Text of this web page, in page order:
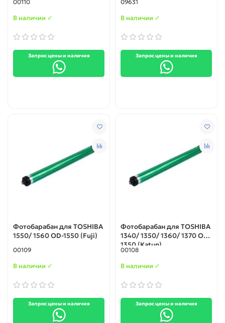
00110
В наличии ✓
Запрос цены и наличия
09631
В наличии ✓
Запрос цены и наличия
Фотобарабан для TOSHIBA
1550/ 1560 OD-1550 (Fuji)
00109
В наличии ✓
Запрос цены и наличия
Фотобарабан для TOSHIBA
1340/ 1350/ 1360/ 1370 OD-
1350 (Katun)
00108
В наличии ✓
Запрос цены и наличия